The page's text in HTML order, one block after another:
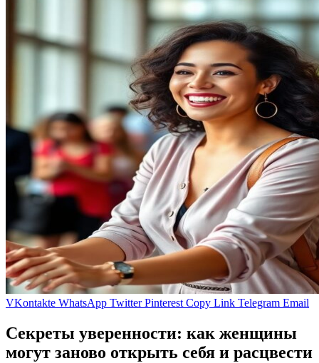
VKontakte WhatsApp Twitter Pinterest Copy Link Telegram Email
Секреты уверенности: как женщины
могут заново открыть себя и расцвести